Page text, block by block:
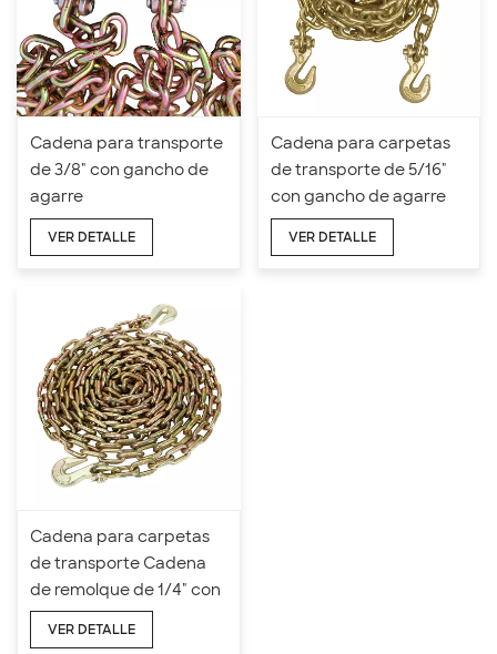
Cadena para transporte
de 3/8" con gancho de
agarre
VER DETALLE
Cadena para carpetas
de transporte de 5/16"
con gancho de agarre
VER DETALLE
Cadena para carpetas
de transporte Cadena
de remolque de 1/4" con
ganchos de sujeción tipo
horquilla
VER DETALLE